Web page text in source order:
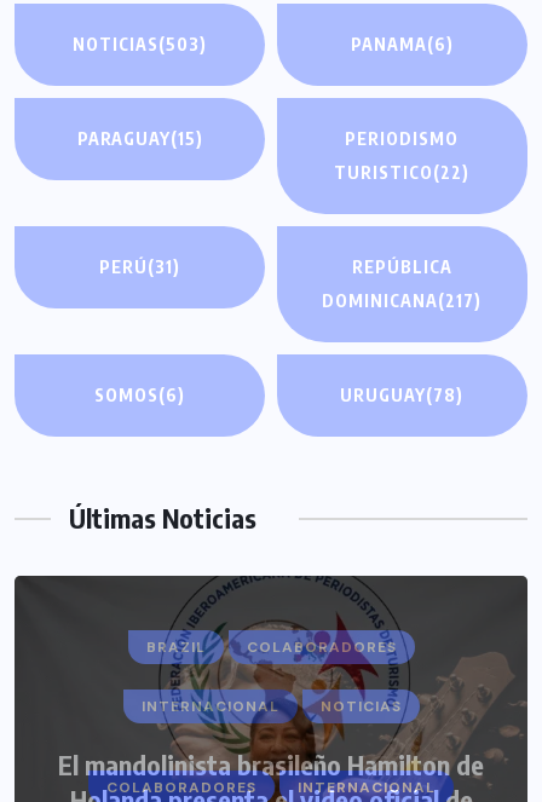
NOTICIAS(503) PANAMA(6)
PARAGUAY(15)
PERIODISMO
TURISTICO(22)
PERÚ(31)
REPÚBLICA
DOMINICANA(217)
SOMOS(6) URUGUAY(78)
Últimas Noticias
COLABORADORES INTERNACIONAL